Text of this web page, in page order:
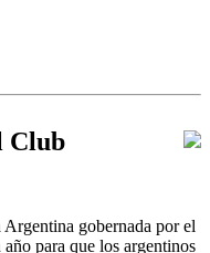
Club
gobernada por el
para que los argentinos